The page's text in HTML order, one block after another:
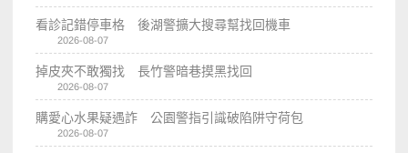
看診記錯停車格 後湖警擴大搜尋幫找回機車
2026-08-07
掉皮夾不敢獨找 長竹警暗巷摸黑找回
2026-08-07
購愛心水果疑遇詐 公園警指引識破陷阱守荷包
2026-08-07